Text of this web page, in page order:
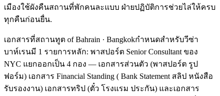
เมืองใช้ผังคืนสถานที่พักคนละแบบ ฝ่ายปฏิบัติการช่วยไล่ให้ครบ
ทุกคืนก่อนยื่น.
เอกสารที่สถานทูต of Bahrain · Bangkokกำหนดสำหรับวีซ่า
บาห์เรนมี 1 รายการหลัก: พาสปอร์ต Senior Consultant ของ
NYC แยกออกเป็น 4 กอง — เอกสารส่วนตัว (พาสปอร์ต รูป
ฟอร์ม) เอกสาร Financial Standing ( Bank Statement สลิป หนังสือ
รับรองงาน) เอกสารทริป (ตั๋ว โรงแรม ประกัน) และเอกสาร